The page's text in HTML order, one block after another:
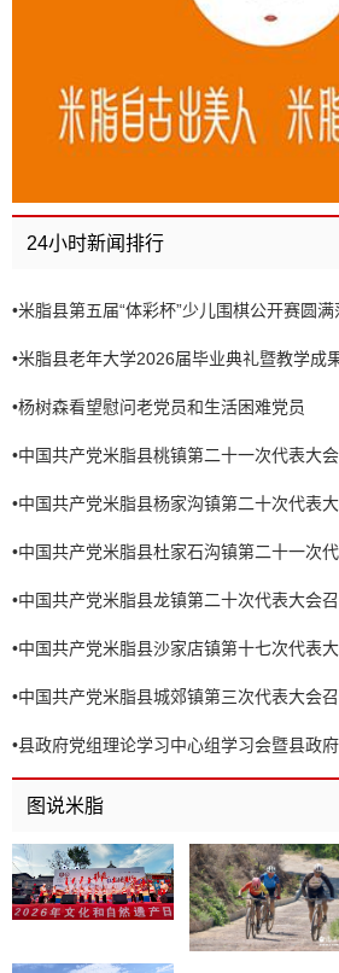
24小时新闻排行
•米脂县第五届“体彩杯”少儿围棋公开赛圆满
•米脂县老年大学2026届毕业典礼暨教学成
•杨树森看望慰问老党员和生活困难党员
•中国共产党米脂县桃镇第二十一次代表大
•中国共产党米脂县杨家沟镇第二十次代表
•中国共产党米脂县杜家石沟镇第二十一次
•中国共产党米脂县龙镇第二十次代表大会
•中国共产党米脂县沙家店镇第十七次代表
•中国共产党米脂县城郊镇第三次代表大会
•县政府党组理论学习中心组学习会暨县政
召开
图说米脂